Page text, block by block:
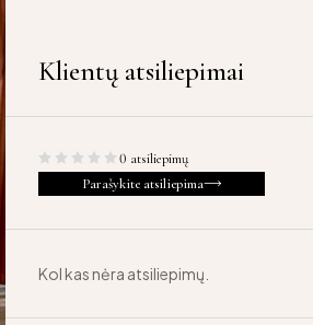
Klientų atsiliepimai
0 atsiliepimų
Parašykite atsiliepima
Kol kas nėra atsiliepimų.